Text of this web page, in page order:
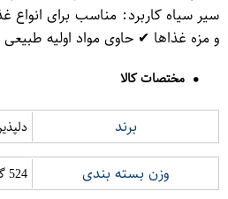
سیر سیاه کاربرد: مناسب برای
و مزه غذاها ✔ حاوی مواد اولیه
مختصات کالا
برند دلپذیر
وزن بسته بندی 524 گرم